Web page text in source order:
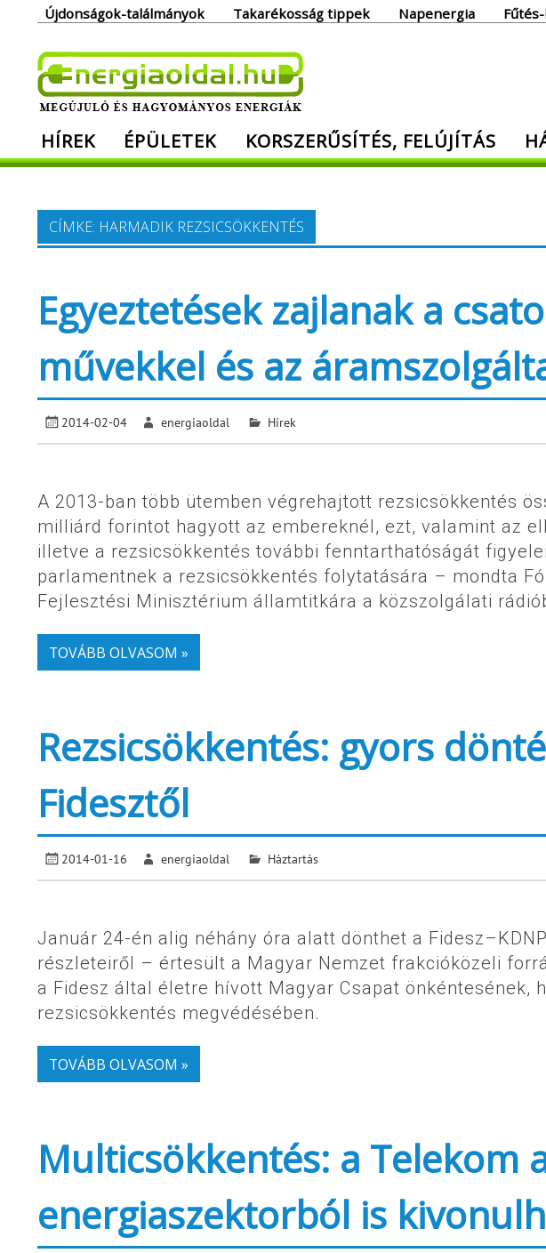
Újdonságok-találmányok Takarékosság tippek Napenergia
Megújuló és hagyományos energiák. Minden, ami
HÍREK ÉPÜLETEK KORSZERŰSÍTÉS, FELÚJÍTÁS
CÍMKE: HARMADIK REZSICSÖKKENTÉS
Egyeztetések zajlanak a
művekkel és az
2014-02-04 energiaoldal Hírek
A 2013-ban több ütemben végrehajtott rezsicsökkentés
milliárd forintot hagyott az embereknél, ezt, valamint az
illetve a rezsicsökkentés további fenntarthatóságát
parlamentnek a rezsicsökkentés folytatására – mondta
Fejlesztési Minisztérium államtitkára a közszolgálati
TOVÁBB OLVASOM »
Rezsicsökkentés: gyors
Fidesztől
2014-01-16 energiaoldal Háztartás
Január 24-én alig néhány óra alatt dönthet a
részleteiről – értesült a Magyar Nemzet frakcióközeli
a Fidesz által életre hívott Magyar Csapat önkéntesének,
rezsicsökkentés megvédésében.
TOVÁBB OLVASOM »
Multicsökkentés: a Telekom
energiaszektorból is